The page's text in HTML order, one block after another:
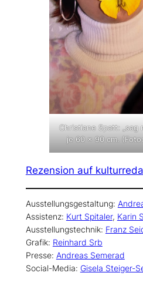
Christiane Spatt: „sag
je 60 x 90 cm.
Rezension auf
Ausstellungsgestaltung:
Assistenz: Kurt Spitaler, Karin
Ausstellungstechnik: Franz
Grafik: Reinhard Srb
Presse: Andreas Semerad
Social-Media: Gisela Steiger-